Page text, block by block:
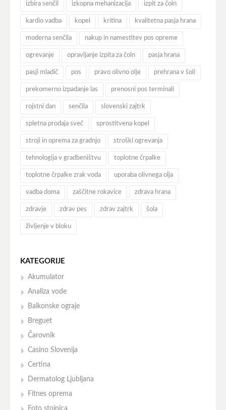
izbira senčil izkopna mehanizacija izpit za čoln
kardio vadba kopel kritina kvalitetna pasja hrana
moderna senčila nakup in namestitev pos opreme
ogrevanje opravljanje izpita za čoln pasja hrana
pasji mladič pos pravo olivno olje prehrana v šoli
prekomerno izpadanje las prenosni pos terminali
rojstni dan senčila slovenski zajtrk
spletna prodaja sveč sprostitvena kopel
stroji in oprema za gradnjo stroški ogrevanja
tehnologija v gradbeništvu toplotne črpalke
toplotne črpalke zrak voda uporaba olivnega olja
vadba doma zaščitne rokavice zdrava hrana
zdravje zdrav pes zdrav zajtrk šola
življenje v bloku
KATEGORIJE
Akumulator
Analiza vode
Balkonske ograje
Breguet
Čarovnik
Casino Slovenija
Certina
Dermatolog Ljubljana
Fitnes oprema
Foto stojnica